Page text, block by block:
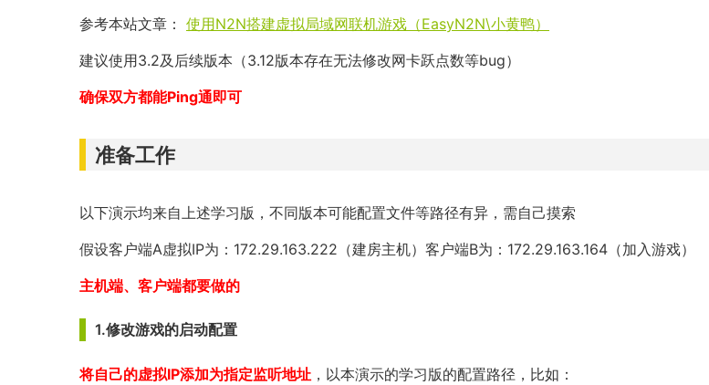
参考本站文章： 使用N2N搭建虚拟局域网联机游戏（EasyN2N\小黄鸭）
建议使用3.2及后续版本（3.12版本存在无法修改网卡跃点数等bug）
确保双方都能Ping通即可
准备工作
以下演示均来自上述学习版，不同版本可能配置文件等路径有异，需自己摸索
假设客户端A虚拟IP为：172.29.163.222（建房主机）客户端B为：172.29.163.164（加入游戏）
主机端、客户端都要做的
1.修改游戏的启动配置
将自己的虚拟IP添加为指定监听地址 ，以本演示的学习版的配置路径，比如：